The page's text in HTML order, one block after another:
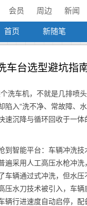
会员 周边 新闻
首页 新随笔
车台选型避坑指
洗车机，不就是几排喷
陷入“洗不净、常故障、
速沉降与循环回收于一
到智能平台：车辆冲洗技
遍采用人工高压水枪冲
车辆通过式冲洗，但水
压水刀技术被引入，车
辆行进速度自动启停，